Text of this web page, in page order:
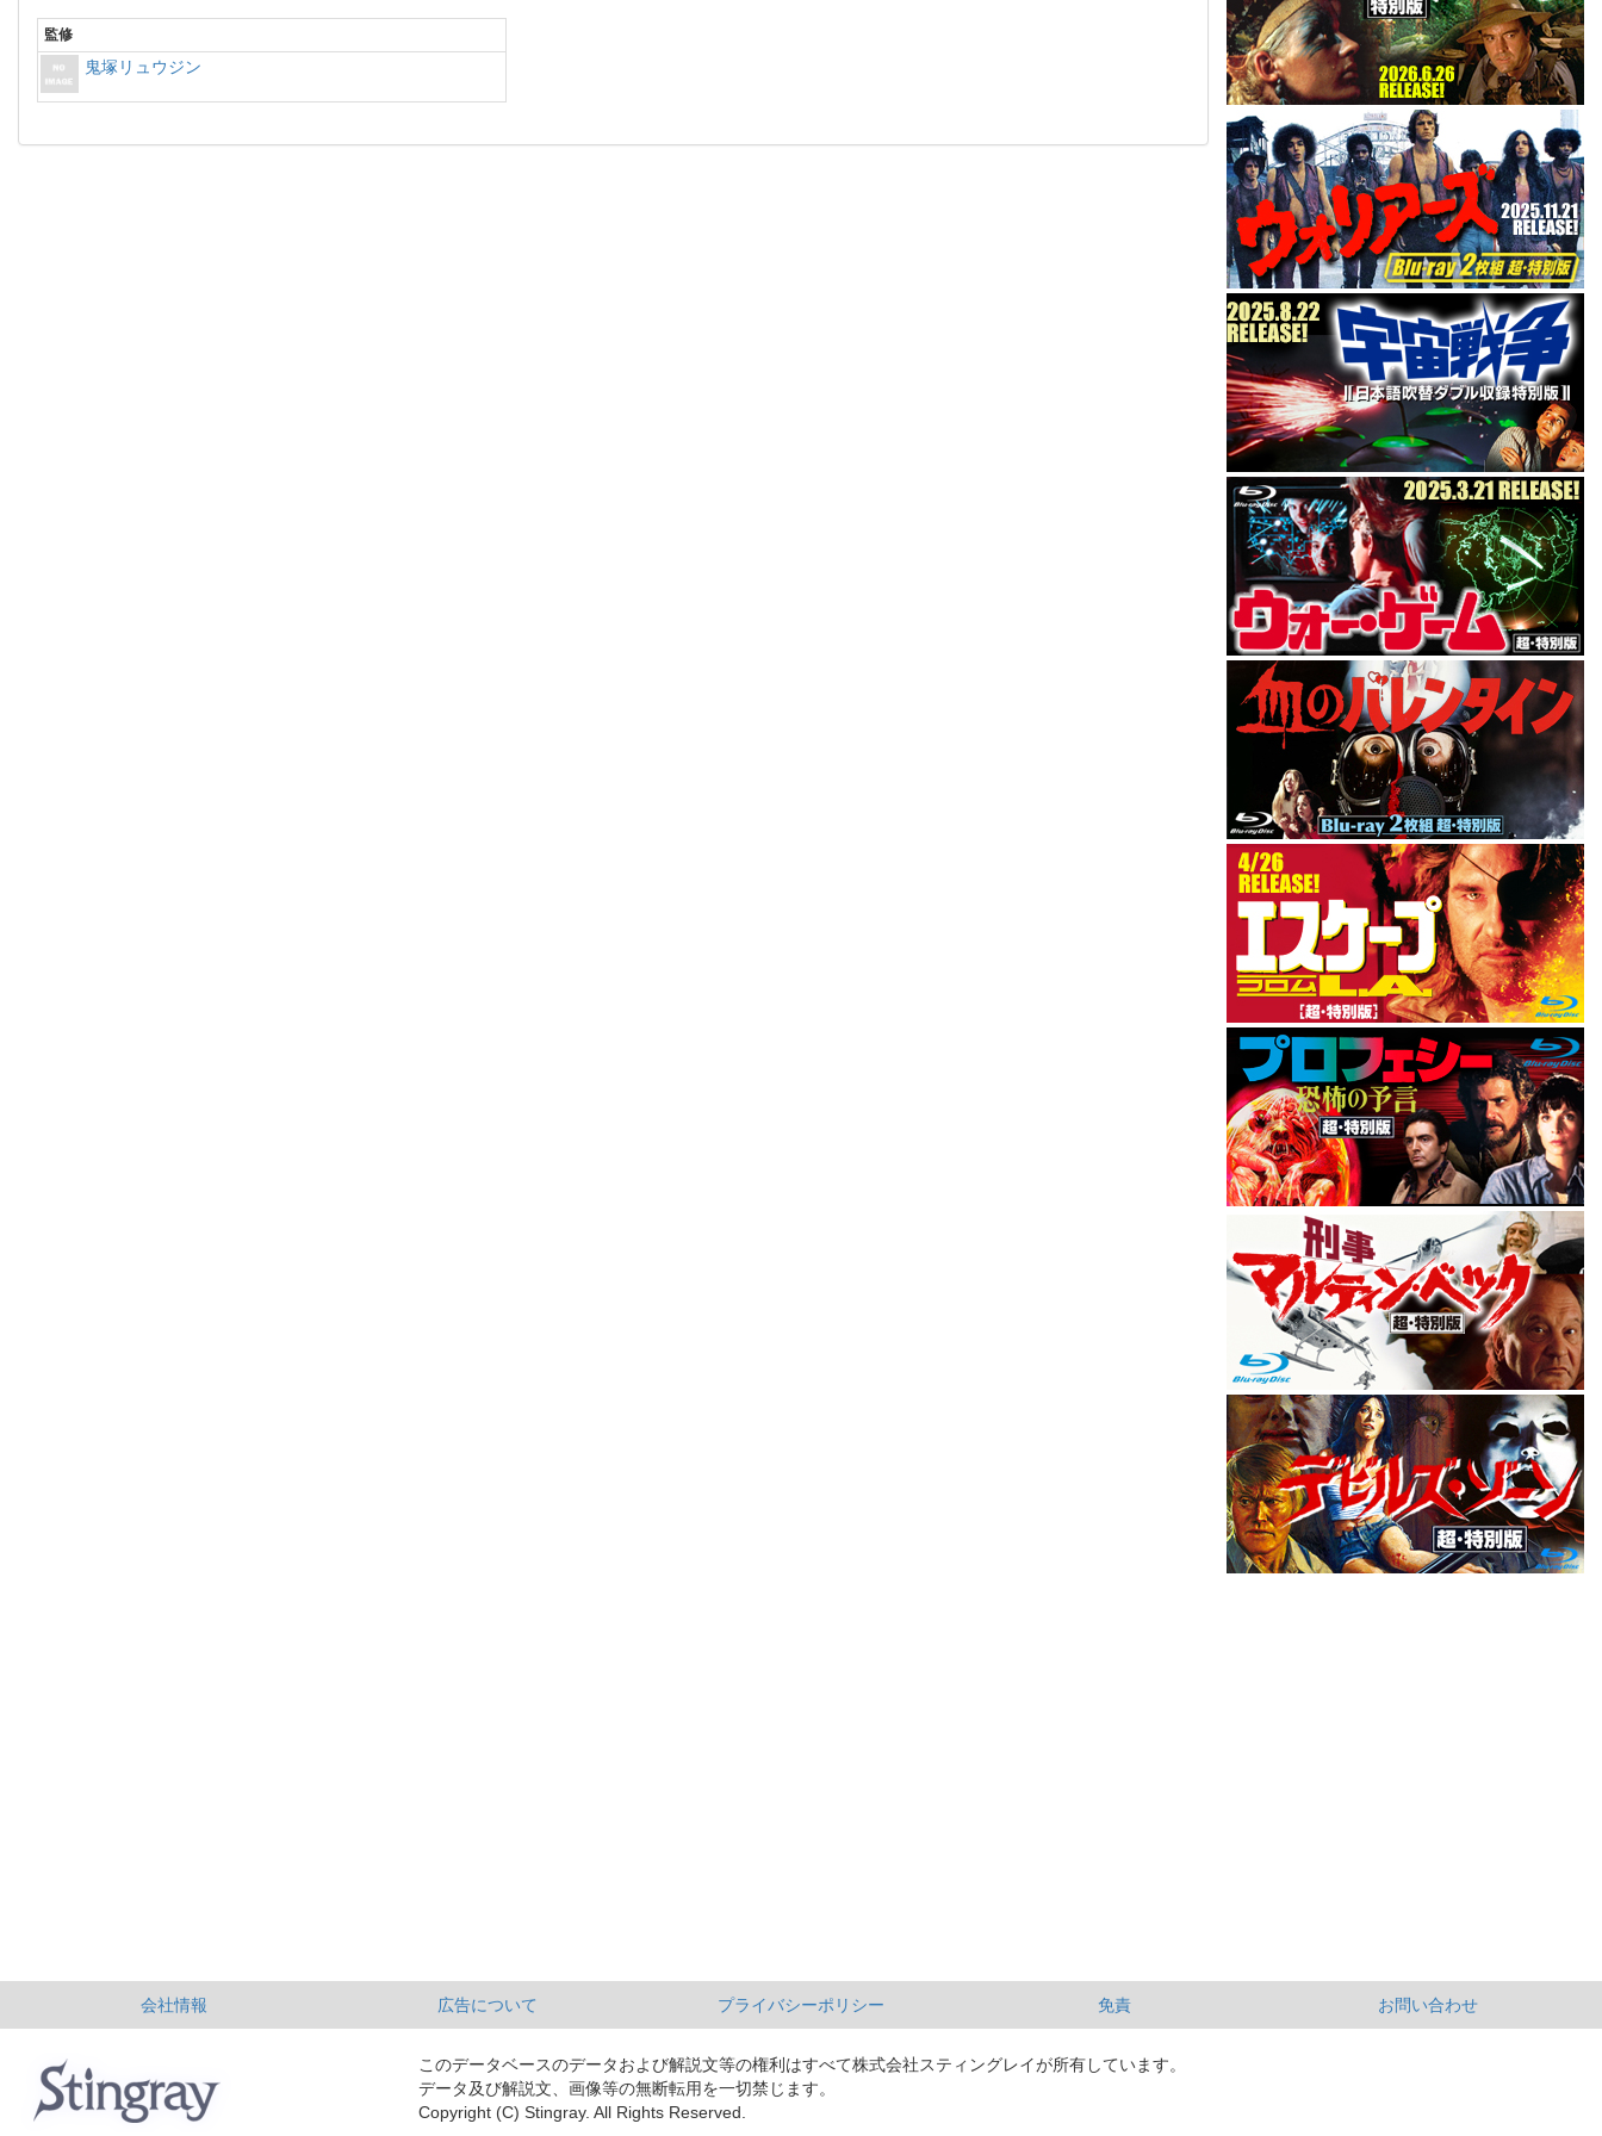
監修
鬼塚リュウジン
会社情報 広告について プライバシーポリシー 免責 お問い合わせ
このデータベースのデータおよび解説文等の権利はすべて株式会社スティングレイが所有しています。
データ及び解説文、画像等の無断転用を一切禁じます。
Copyright (C) Stingray. All Rights Reserved.